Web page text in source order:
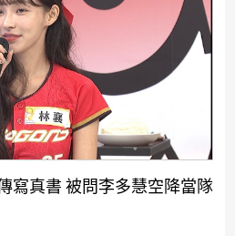
寫真書 被問李多慧空降當隊